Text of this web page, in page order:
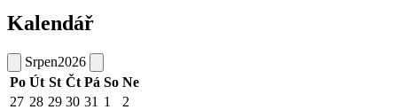
Kalendář
Srpen2026
Po Út St Čt Pá So Ne
27 28 29 30 31 1
2